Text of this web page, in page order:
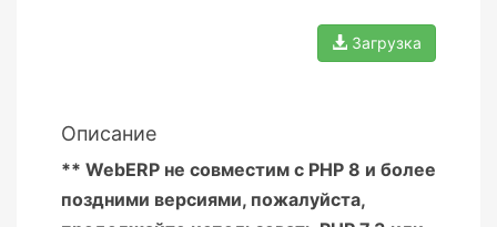
Загрузка
Описание
** WebERP не совместим с PHP 8 и более
поздними версиями, пожалуйста,